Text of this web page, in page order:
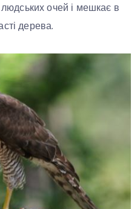
очей і мешкає в
дерева.